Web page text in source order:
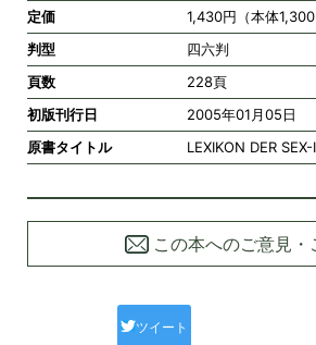
定価
1,430円（本体1,300
判型
四六判
頁数
228頁
初版刊行日
2005年01月05日
原書タイトル
LEXIKON DER
この本へのご意見・
ツイート